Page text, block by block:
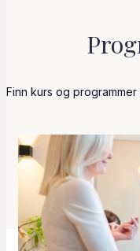
Finn kurs og